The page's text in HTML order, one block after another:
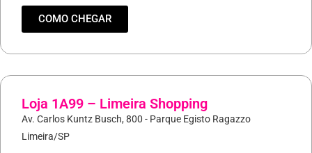
COMO CHEGAR
Loja 1A99 – Limeira Shopping
Av. Carlos Kuntz Busch, 800 - Parque Egisto Ragazzo
Limeira/SP